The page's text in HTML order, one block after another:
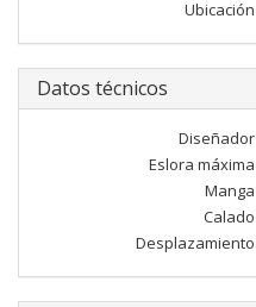
Ubicación
Datos técnicos
Diseñador
Eslora máxima
Manga
Calado
Desplazamiento